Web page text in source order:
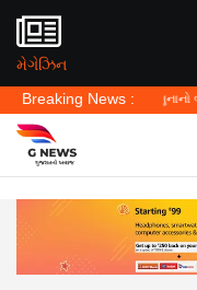
મેગેઝિન
Breaking News :
લો' ગુનાનો બચાવ નહીં બને